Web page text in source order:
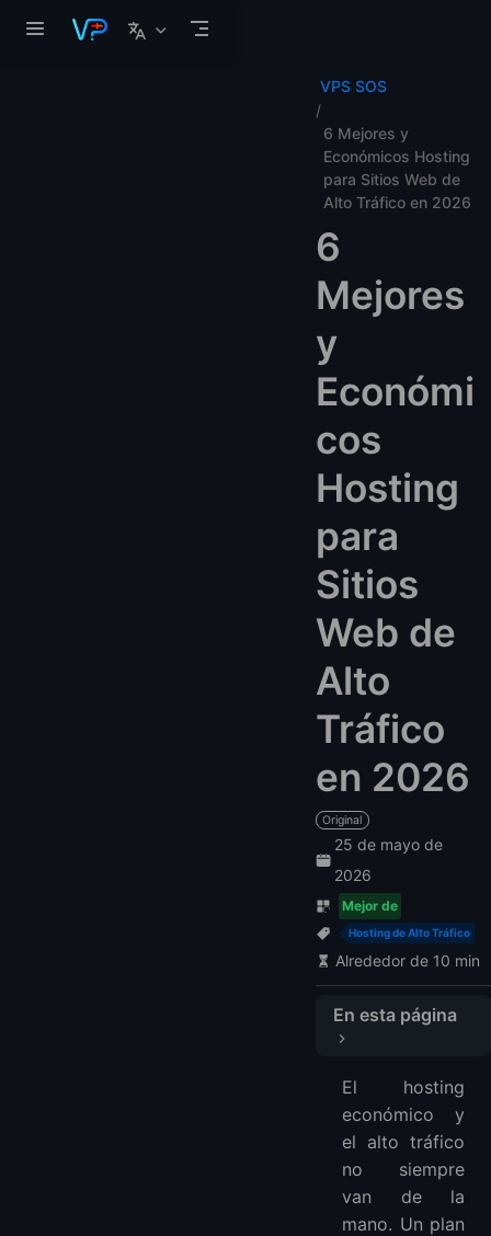
VPS SOS
6 Mejores y
Económicos Hosting
para Sitios Web de
Alto Tráfico en 2026
6
Mejores
y
Económi
cos
Hosting
para
Sitios
Web de
Alto
Tráfico
en 2026
Original
25 de mayo de
2026
Mejor de
Hosting de Alto Tráfico
Alrededor de 10 min
En esta página
1. CPU y RAM
4. Ruta de escalado
El hosting
económico y
el alto tráfico
no siempre
van de la
mano. Un plan